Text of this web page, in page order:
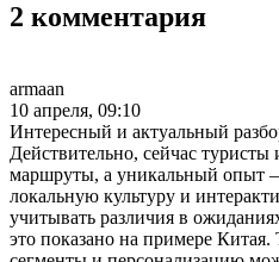
2 комментария
armaan
10 апреля, 09:10
Интересный и актуальный
Действительно, сейчас
маршруты, а уникальный опыт
локальную культуру и
учитывать различия в
это показано на примере